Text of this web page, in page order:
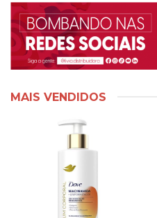
MAIS VENDIDOS